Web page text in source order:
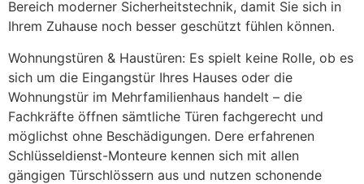
Bereich moderner Sicherheitstechnik, damit Sie sich in
Ihrem Zuhause noch besser geschützt fühlen können.
Wohnungstüren & Haustüren: Es spielt keine Rolle, ob es
sich um die Eingangstür Ihres Hauses oder die
Wohnungstür im Mehrfamilienhaus handelt – die
Fachkräfte öffnen sämtliche Türen fachgerecht und
möglichst ohne Beschädigungen. Dere erfahrenen
Schlüsseldienst-Monteure kennen sich mit allen
gängigen Türschlössern aus und nutzen schonende